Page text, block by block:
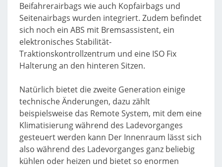
Beifahrerairbags wie auch Kopfairbags und
Seitenairbags wurden integriert. Zudem befindet
sich noch ein ABS mit Bremsassistent, ein
elektronisches Stabilität-
Traktionskontrollzentrum und eine ISO Fix
Halterung an den hinteren Sitzen.
Natürlich bietet die zweite Generation einige
technische Änderungen, dazu zählt
beispielsweise das Remote System, mit dem eine
Klimatisierung während des Ladevorganges
gesteuert werden kann Der Innenraum lässt sich
also während des Ladevorganges ganz beliebig
kühlen oder heizen und bietet so enormen